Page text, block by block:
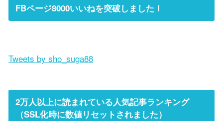
FBページ8000いいねを突破しました！
Tweets by sho_suga88
2万人以上に読まれている人気記事ランキング
（SSL化時に数値リセットされました）